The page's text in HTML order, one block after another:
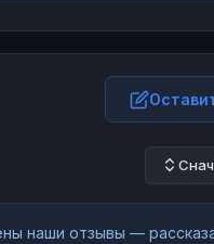
наши отзывы —